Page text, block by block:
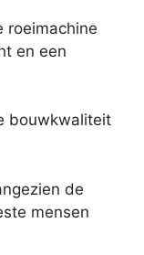
roeimachine
en een
bouwkwaliteit
de
mensen